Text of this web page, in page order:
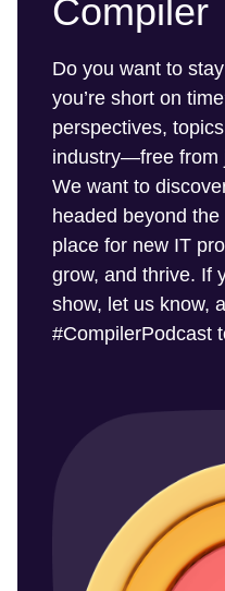
Compiler
Do you want to
you’re short on
perspectives,
industry—free from
We want to
headed beyond
place for new IT
grow, and thrive. If
show, let us know,
#CompilerPodcast